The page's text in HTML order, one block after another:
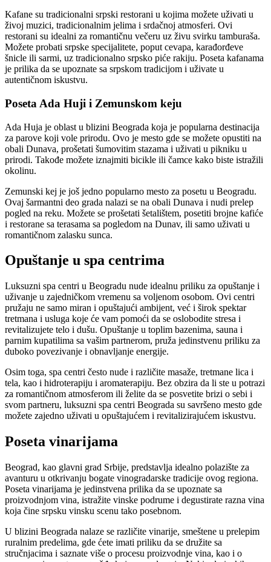
Kafane su tradicionalni srpski restorani u kojima možete uživati ​​u
živoj muzici, tradicionalnim jelima i srdačnoj atmosferi. Ovi
restorani su idealni za romantičnu večeru uz živu svirku tamburaša.
Možete probati srpske specijalitete, poput cevapa, karađorđeve
šnicle ili sarmi, uz tradicionalno srpsko piće rakiju. Poseta kafanama
je prilika da se upoznate sa srpskom tradicijom i uživate u
autentičnom iskustvu.
Poseta Ada Huji i Zemunskom keju
Ada Huja je oblast u blizini Beograda koja je popularna destinacija
za parove koji vole prirodu. Ovo je mesto gde se možete opustiti na
obali Dunava, prošetati šumovitim stazama i uživati ​​u pikniku u
prirodi. Takođe možete iznajmiti bicikle ili čamce kako biste istražili
okolinu.
Zemunski kej je još jedno popularno mesto za posetu u Beogradu.
Ovaj šarmantni deo grada nalazi se na obali Dunava i nudi prelep
pogled na reku. Možete se prošetati šetalištem, posetiti brojne kafiće
i restorane sa terasama sa pogledom na Dunav, ili samo uživati ​​u
romantičnom zalasku sunca.
Opuštanje u spa centrima
Luksuzni spa centri u Beogradu nude idealnu priliku za opuštanje i
uživanje u zajedničkom vremenu sa voljenom osobom. Ovi centri
pružaju ne samo miran i opuštajući ambijent, već i širok spektar
tretmana i usluga koje će vam pomoći da se oslobodite stresa i
revitalizujete telo i dušu. Opuštanje u toplim bazenima, sauna i
parnim kupatilima sa vašim partnerom, pruža jedinstvenu priliku za
duboko povezivanje i obnavljanje energije.
Osim toga, spa centri često nude i različite masaže, tretmane lica i
tela, kao i hidroterapiju i aromaterapiju. Bez obzira da li ste u potrazi
za romantičnom atmosferom ili želite da se posvetite brizi o sebi i
svom partneru, luksuzni spa centri Beograda su savršeno mesto gde
možete zajedno uživati u opuštajućem i revitalizirajućem iskustvu.
Poseta vinarijama
Beograd, kao glavni grad Srbije, predstavlja idealno polazište za
avanturu u otkrivanju bogate vinogradarske tradicije ovog regiona.
Poseta vinarijama je jedinstvena prilika da se upoznate sa
proizvodnjom vina, istražite vinske podrume i degustirate razna vina
koja čine srpsku vinsku scenu tako posebnom.
U blizini Beograda nalaze se različite vinarije, smeštene u prelepim
ruralnim predelima, gde ćete imati priliku da se družite sa
stručnjacima i saznate više o procesu proizvodnje vina, kao i o